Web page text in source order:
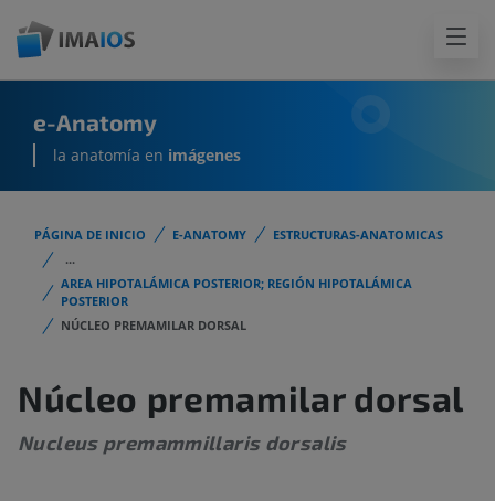
e-Anatomy
la anatomía en imágenes
PÁGINA DE INICIO E-ANATOMY
ESTRUCTURAS-ANATOMICAS
...
AREA HIPOTALÁMICA POSTERIOR; REGIÓN HIPOTALÁMICA
POSTERIOR
NÚCLEO PREMAMILAR DORSAL
Núcleo premamilar dorsal
Nucleus premammillaris dorsalis